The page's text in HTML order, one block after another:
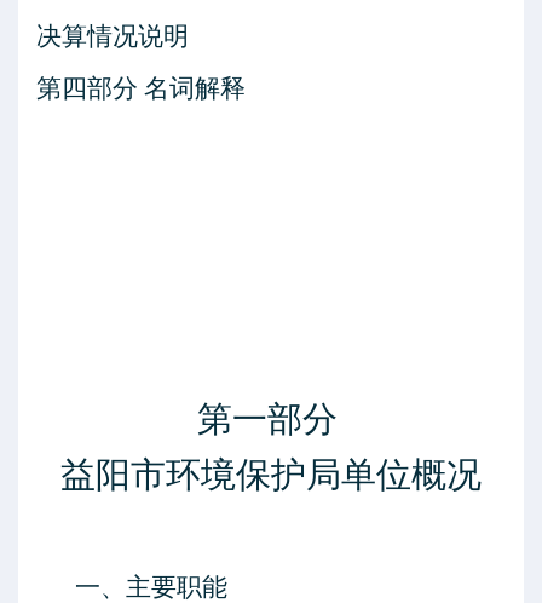
决算情况说明
第四部分 名词解释
第一部分
益阳市环境保护局单位概况
一、主要职能